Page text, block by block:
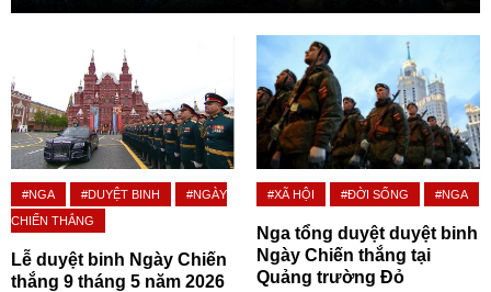
#NGA #DUYỆT BINH
#NGÀY
CHIẾN THẮNG
Lễ duyệt binh Ngày Chiến
thắng 9 tháng 5 năm 2026
#XÃ HỘI #ĐỜI SỐNG #NGA
Nga tổng duyệt duyệt binh
Ngày Chiến thắng tại
Quảng trường Đỏ